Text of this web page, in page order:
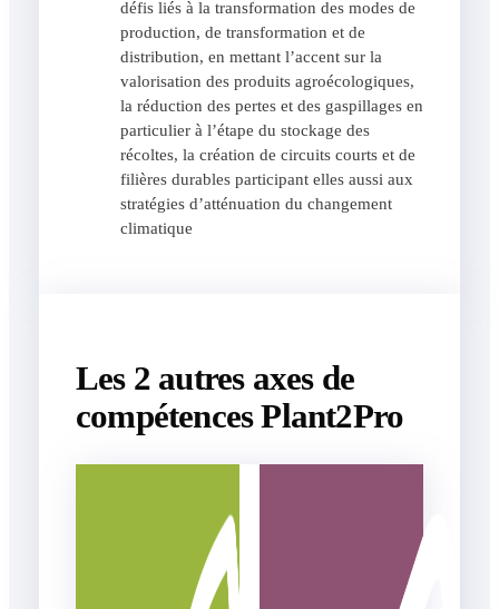
défis liés à la transformation des modes de
production, de transformation et de
distribution, en mettant l’accent sur la
valorisation des produits agroécologiques,
la réduction des pertes et des gaspillages en
particulier à l’étape du stockage des
récoltes, la création de circuits courts et de
filières durables participant elles aussi aux
stratégies d’atténuation du changement
climatique
Les 2 autres axes de
compétences Plant2Pro